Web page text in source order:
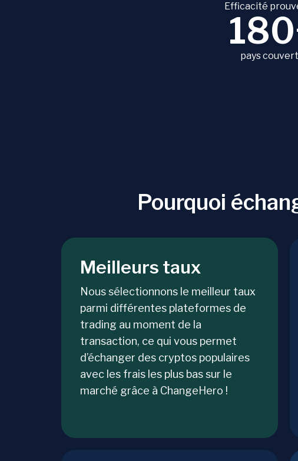
Efficacité
pays
Pourquoi
Meilleurs taux
Nous sélectionnons le meilleur taux
parmi différentes plateformes de
trading au moment de la
transaction, ce qui vous permet
d’échanger des cryptos populaires
avec les frais les plus bas sur le
marché grâce à ChangeHero !